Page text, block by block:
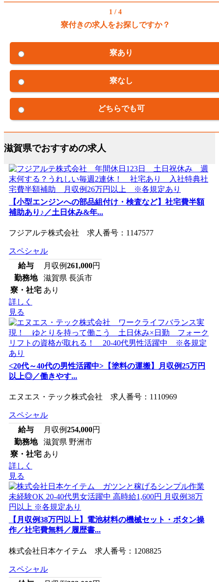
1 / 4
寮付きの求人をお探しですか？
寮あり
寮なし
どちらでも可
滋賀県でおすすめの求人
【小型エンジンへの部品組付け・検査など】社宅費半額
補助あり♪／土日休み&年...
フジアルテ株式会社 求人番号：1147577
スペシャル
給与
月収例261,000円
勤務地
滋賀県 長浜市
寮・社宅 あり
詳しく
見る
<20代～40代の男性活躍中>【塗料の運搬】月収例25万円
以上◎／働きやす...
エヌエス・テック株式会社 求人番号：1110969
スペシャル
給与
月収例254,000円
勤務地
滋賀県 野洲市
寮・社宅 あり
詳しく
見る
【月収例38万円以上】電池材料の機械セット・ボタン操
作／社宅費無料／履歴書...
株式会社日本ケイテム 求人番号：1208825
スペシャル